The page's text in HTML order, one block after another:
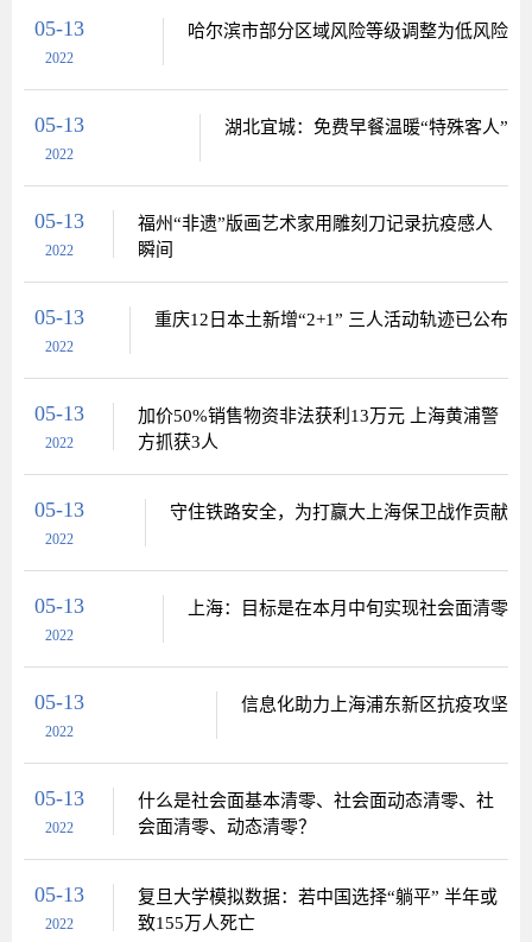
05-13
2022
哈尔滨市部分区域风险等级调整为低风险
05-13
2022
湖北宜城：免费早餐温暖“特殊客人”
05-13
2022
福州“非遗”版画艺术家用雕刻刀记录抗疫感人
瞬间
05-13
2022
重庆12日本土新增“2+1” 三人活动轨迹已公布
05-13
2022
加价50%销售物资非法获利13万元 上海黄浦警
方抓获3人
05-13
2022
守住铁路安全，为打赢大上海保卫战作贡献
05-13
2022
上海：目标是在本月中旬实现社会面清零
05-13
2022
信息化助力上海浦东新区抗疫攻坚
05-13
2022
什么是社会面基本清零、社会面动态清零、社
会面清零、动态清零？
05-13
2022
复旦大学模拟数据：若中国选择“躺平” 半年或
致155万人死亡